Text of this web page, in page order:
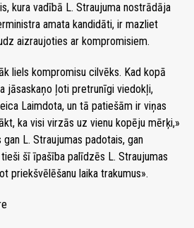
kura vadībā L. Straujuma nostrādāja
amata kandidāti, ir mazliet
aizraujoties ar kompromisiem.
liels kompromisu cilvēks. Kad kopā
jāsaskaņo ļoti pretrunīgi viedokļi,
Laimdota, un tā patiešām ir viņas
ka visi virzās uz vienu kopēju mērķi,»
L. Straujumas padotais, gan
šī īpašība palīdzēs L. Straujumas
priekšvēlēšanu laika trakumus».